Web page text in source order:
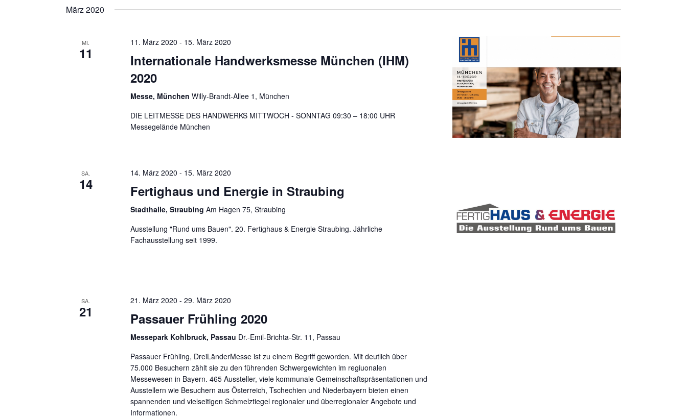
Navigation
wählen.
März 2020
MI.
11
11. März 2020 - 15. März 2020
Internationale Handwerksmesse München (IHM)
2020
Messe, München Willy-Brandt-Allee 1, München
DIE LEITMESSE DES HANDWERKS MITTWOCH - SONNTAG 09:30 – 18:00 UHR
Messegelände München
SA.
14
14. März 2020 - 15. März 2020
Fertighaus und Energie in Straubing
Stadthalle, Straubing Am Hagen 75, Straubing
Ausstellung "Rund ums Bauen". 20. Fertighaus & Energie Straubing. Jährliche
Fachausstellung seit 1999.
SA.
21
21. März 2020 - 29. März 2020
Passauer Frühling 2020
Messepark Kohlbruck, Passau Dr.-Emil-Brichta-Str. 11, Passau
Passauer Frühling, DreiLänderMesse ist zu einem Begriff geworden. Mit deutlich über
75.000 Besuchern zählt sie zu den führenden Schwergewichten im regiuonalen
Messewesen in Bayern. 465 Aussteller, viele kommunale Gemeinschaftspräsentationen und
Ausstellern wie Besuchern aus Österreich, Tschechien und Niederbayern bieten einen
spannenden und vielseitigen Schmelztiegel regionaler und überregionaler Angebote und
Informationen.